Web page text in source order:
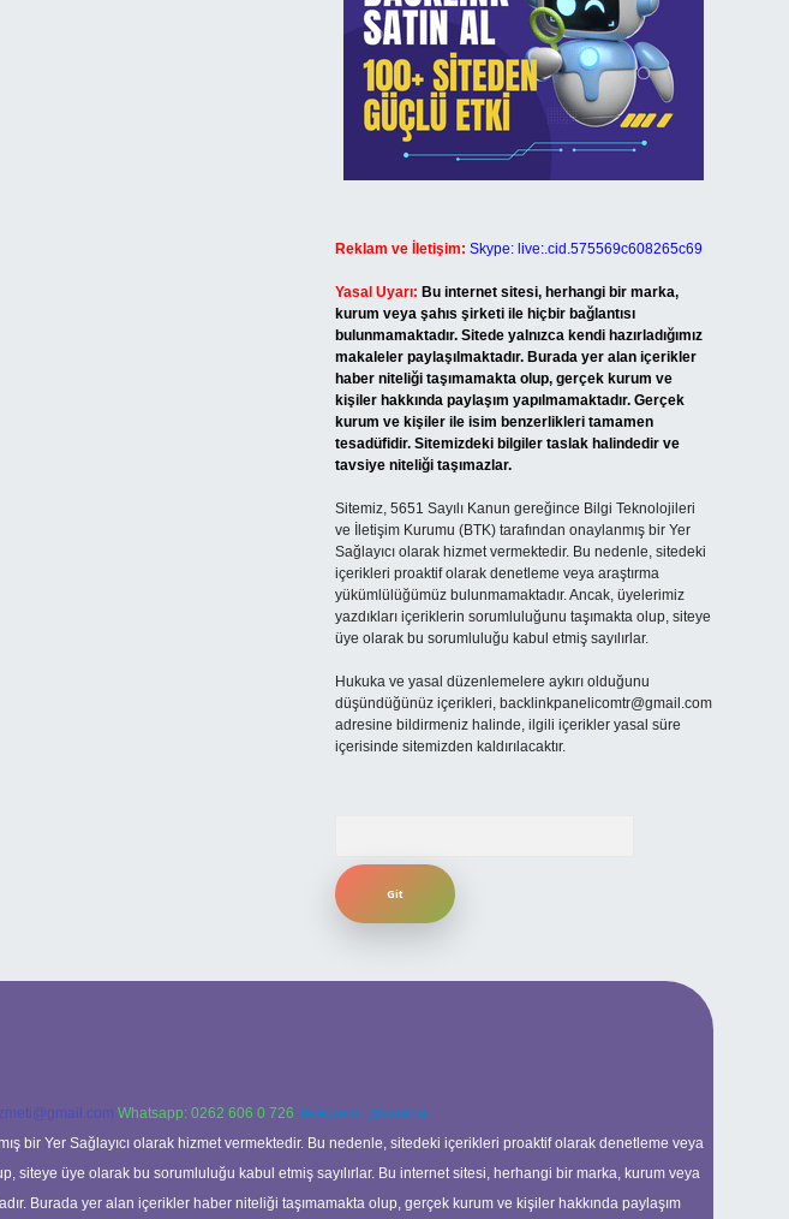
Reklam ve İletişim: Skype: live:.cid.575569c608265c69
Yasal Uyarı: Bu internet sitesi, herhangi bir marka,
kurum veya şahıs şirketi ile hiçbir bağlantısı
bulunmamaktadır. Sitede yalnızca kendi hazırladığımız
makaleler paylaşılmaktadır. Burada yer alan içerikler
haber niteliği taşımamakta olup, gerçek kurum ve
kişiler hakkında paylaşım yapılmamaktadır. Gerçek
kurum ve kişiler ile isim benzerlikleri tamamen
tesadüfidir. Sitemizdeki bilgiler taslak halindedir ve
tavsiye niteliği taşımazlar.
Sitemiz, 5651 Sayılı Kanun gereğince Bilgi Teknolojileri
ve İletişim Kurumu (BTK) tarafından onaylanmış bir Yer
Sağlayıcı olarak hizmet vermektedir. Bu nedenle, sitedeki
içerikleri proaktif olarak denetleme veya araştırma
yükümlülüğümüz bulunmamaktadır. Ancak, üyelerimiz
yazdıkları içeriklerin sorumluluğunu taşımakta olup, siteye
üye olarak bu sorumluluğu kabul etmiş sayılırlar.
Hukuka ve yasal düzenlemelere aykırı olduğunu
düşündüğünüz içerikleri, backlinkpanelicomtr@gmail.com
adresine bildirmeniz halinde, ilgili içerikler yasal süre
içerisinde sitemizden kaldırılacaktır.
Whatsapp: 0262 606 0 726 Telegram: @karabul
bir Yer Sağlayıcı olarak hizmet vermektedir. Bu nedenle, sitedeki içerikleri proaktif olarak denetleme veya
siteye üye olarak bu sorumluluğu kabul etmiş sayılırlar. Bu internet sitesi, herhangi bir marka, kurum veya
Burada yer alan içerikler haber niteliği taşımamakta olup, gerçek kurum ve kişiler hakkında paylaşım